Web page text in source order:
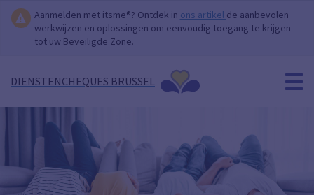
Aanmelden met itsme®? Ontdek in ons artikel de aanbevolen
werkwijzen en oplossingen om eenvoudig toegang te krijgen
tot uw Beveiligde Zone.
DIENSTENCHEQUES BRUSSEL